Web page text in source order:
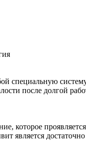
специальную
после долгой
которое
является